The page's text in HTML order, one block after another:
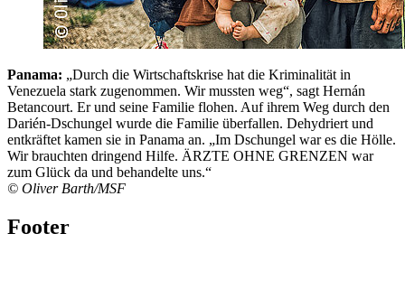
Panama: „Durch die Wirtschaftskrise hat die Kriminalität in
Venezuela stark zugenommen. Wir mussten weg“, sagt Hernán
Betancourt. Er und seine Familie flohen. Auf ihrem Weg durch den
Darién-Dschungel wurde die Familie überfallen. Dehydriert und
entkräftet kamen sie in Panama an. „Im Dschungel war es die Hölle.
Wir brauchten dringend Hilfe. ÄRZTE OHNE GRENZEN war
zum Glück da und behandelte uns.“
© Oliver Barth/MSF
Footer